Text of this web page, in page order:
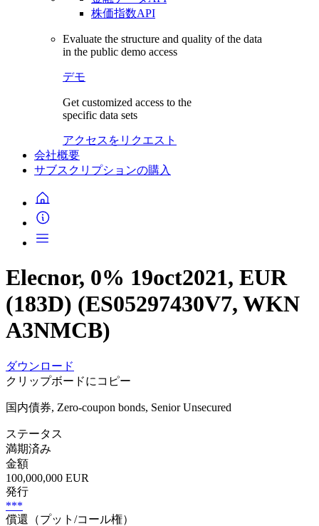
株価指数API
Evaluate the structure and quality of the data
in the public demo access
デモ
Get customized access to the
specific data sets
アクセスをリクエスト
会社概要
サブスクリプションの購入
Elecnor, 0% 19oct2021, EUR
(183D) (ES05297430V7, WKN
A3NMCB)
ダウンロード
クリップボードにコピー
国内債券, Zero-coupon bonds, Senior Unsecured
ステータス
満期済み
金額
100,000,000 EUR
発行
***
償還（プット/コール権）